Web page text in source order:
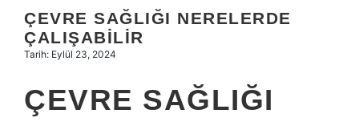
Hakkımızda
ÇEVRE SAĞLIĞI NERELERDE
ÇALIŞABILIR
Tarih: Eylül 23, 2024
ÇEVRE SAĞLIĞI